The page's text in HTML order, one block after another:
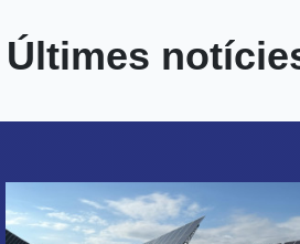
Últimes